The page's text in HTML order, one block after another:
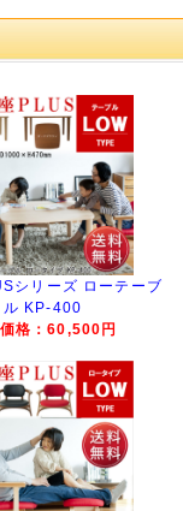
シリーズ ローテーブ
ル KP-400
格：60,500円